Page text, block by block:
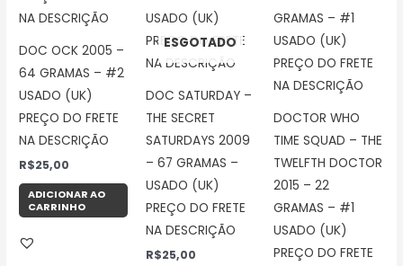
DOC OCK 2005 –
64 GRAMAS – #2
USADO (UK)
PREÇO DO FRETE
NA DESCRIÇÃO
R$25,00
ADICIONAR AO
CARRINHO
ESGOTADO
DOC SATURDAY –
THE SECRET
SATURDAYS 2009
– 67 GRAMAS –
USADO (UK)
PREÇO DO FRETE
NA DESCRIÇÃO
R$25,00
DOCTOR WHO
TIME SQUAD – THE
TWELFTH DOCTOR
2015 – 22
GRAMAS – #1
USADO (UK)
PREÇO DO FRETE